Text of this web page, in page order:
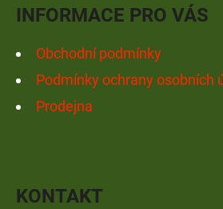
INFORMACE PRO VÁS
Obchodní podmínky
Podmínky ochrany osobních
Prodejna
KONTAKT